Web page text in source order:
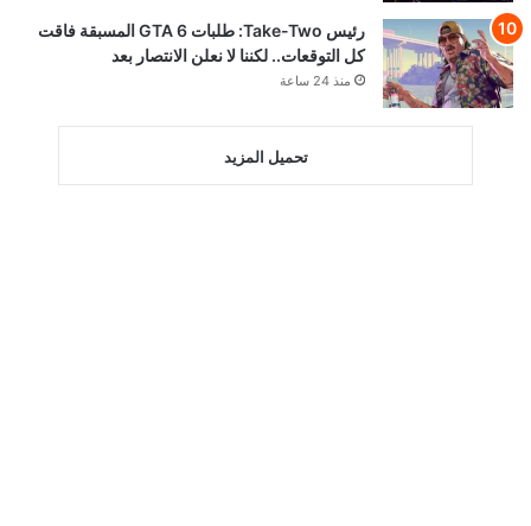
رئيس Take-Two: طلبات GTA 6 المسبقة فاقت
كل التوقعات.. لكننا لا نعلن الانتصار بعد
منذ 24 ساعة
تحميل المزيد